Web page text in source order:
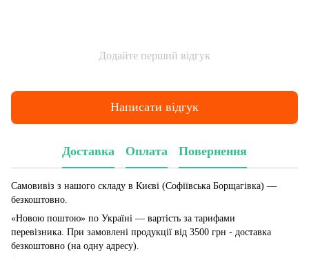
Додайте перший відгук
Написати відгук
Доставка Оплата Повернення
Самовивіз з нашого складу в Києві (Софіївська Борщагівка) —
безкоштовно.
«Новою поштою» по Україні — вартість за тарифами
перевізника. При замовлені продукції від 3500 грн - доставка
безкоштовно (на одну адресу).